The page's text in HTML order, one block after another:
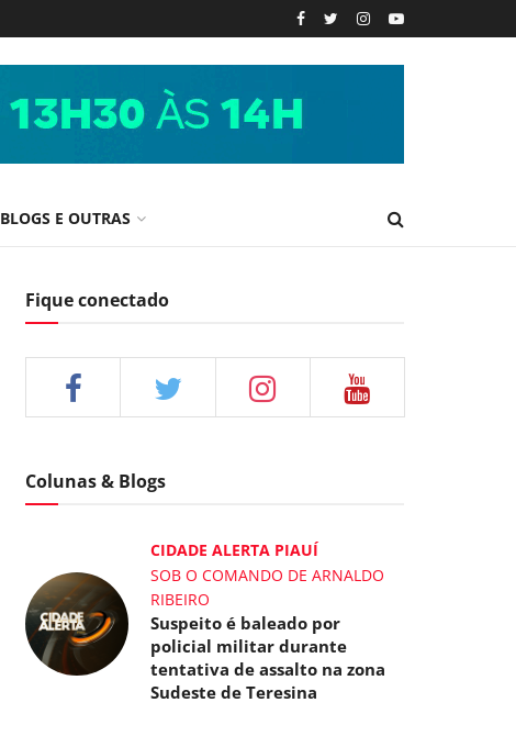
BLOGS E OUTRAS
Fique conectado
Colunas & Blogs
CIDADE ALERTA PIAUÍ
SOB O COMANDO DE ARNALDO
RIBEIRO
Suspeito é baleado por
policial militar durante
tentativa de assalto na zona
Sudeste de Teresina